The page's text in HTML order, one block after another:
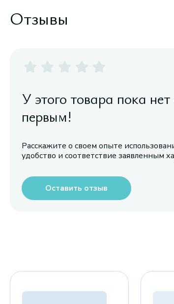
Отзывы
У этого товара пока
первым!
Расскажите о своем опыте
удобство и соответствие заявленным
Оставить отзыв